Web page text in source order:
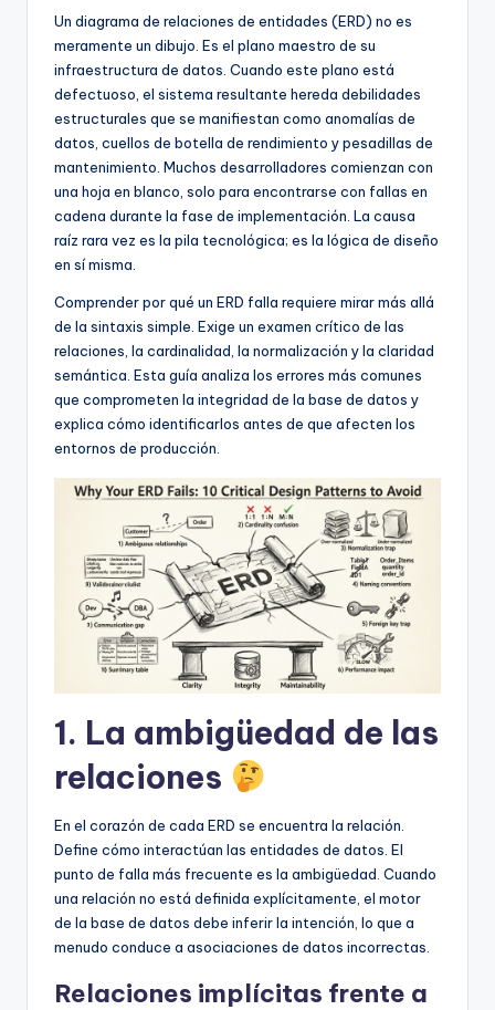
S
o
w
&
D
Un diagrama de relaciones de entidades (ERD) no es
meramente un dibujo. Es el plano maestro de su
infraestructura de datos. Cuando este plano está
defectuoso, el sistema resultante hereda debilidades
estructurales que se manifiestan como anomalías de
datos, cuellos de botella de rendimiento y pesadillas de
mantenimiento. Muchos desarrolladores comienzan con
una hoja en blanco, solo para encontrarse con fallas en
cadena durante la fase de implementación. La causa
raíz rara vez es la pila tecnológica; es la lógica de diseño
en sí misma.
Comprender por qué un ERD falla requiere mirar más allá
de la sintaxis simple. Exige un examen crítico de las
relaciones, la cardinalidad, la normalización y la claridad
semántica. Esta guía analiza los errores más comunes
que comprometen la integridad de la base de datos y
explica cómo identificarlos antes de que afecten los
entornos de producción.
1. La ambigüedad de las
relaciones
En el corazón de cada ERD se encuentra la relación.
Define cómo interactúan las entidades de datos. El
punto de falla más frecuente es la ambigüedad. Cuando
una relación no está definida explícitamente, el motor
de la base de datos debe inferir la intención, lo que a
menudo conduce a asociaciones de datos incorrectas.
Relaciones implícitas frente a